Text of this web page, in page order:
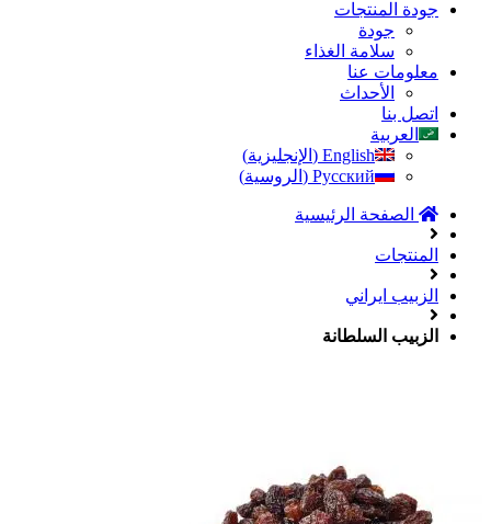
جودة المنتجات
جودة
سلامة الغذاء
معلومات عنا
الأحداث
اتصل بنا
العربية
English
( الإنجليزية)
Русский
( الروسية)
الصفحة الرئیسیة
المنتجات
الزبیب ايراني
الزبيب السلطانة